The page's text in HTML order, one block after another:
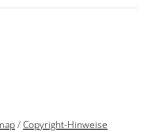
/Copyright-Hinweise